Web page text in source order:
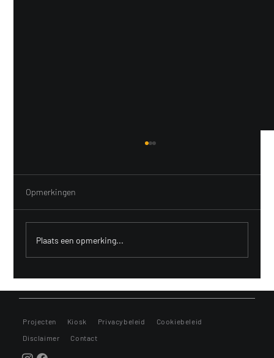
beginnende straatfotograaf
Opmerkingen
Plaats een opmerking...
Projecten Kiosk Privacybeleid
Cookiebeleid
Disclaimer
Contact